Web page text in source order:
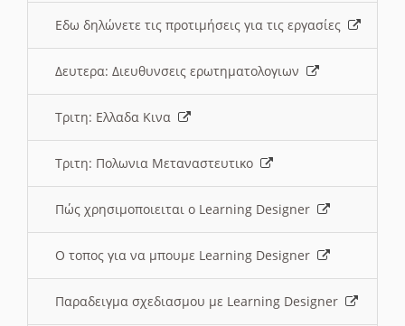
Εδω δηλώνετε τις προτιμήσεις για τις εργασίες
Δευτερα: Διευθυνσεις ερωτηματολογιων
Τριτη: Ελλαδα Κινα
Τριτη: Πολωνια Μεταναστευτικο
Πώς χρησιμοποιειται ο Learning Designer
O τοπος για να μπουμε Learning Designer
Παραδειγμα σχεδιασμου με Learning Designer